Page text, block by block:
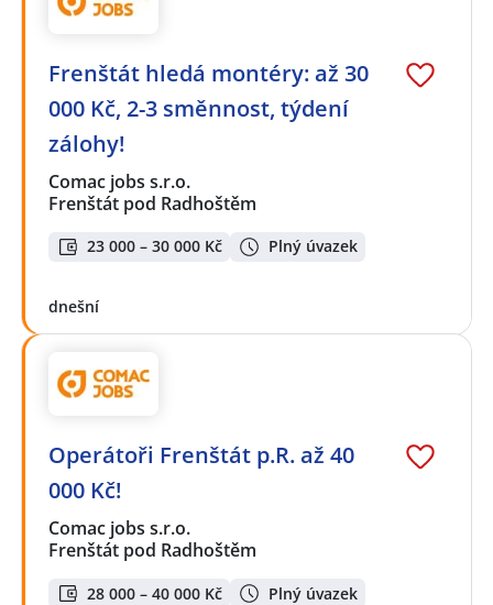
Frenštát hledá montéry: až 30
000 Kč, 2-3 směnnost, týdení
zálohy!
Comac jobs s.r.o.
Frenštát pod Radhoštěm
23 000 – 30 000 Kč Plný úvazek
dnešní
Operátoři Frenštát p.R. až 40
000 Kč!
Comac jobs s.r.o.
Frenštát pod Radhoštěm
28 000 – 40 000 Kč Plný úvazek